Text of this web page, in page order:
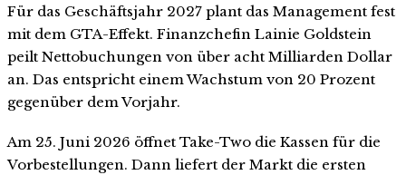
Für das Geschäftsjahr 2027 plant das Management fest
mit dem GTA-Effekt. Finanzchefin Lainie Goldstein
peilt Nettobuchungen von über acht Milliarden Dollar
an. Das entspricht einem Wachstum von 20 Prozent
gegenüber dem Vorjahr.
Am 25. Juni 2026 öffnet Take-Two die Kassen für die
Vorbestellungen. Dann liefert der Markt die ersten